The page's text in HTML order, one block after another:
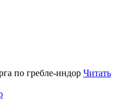
по гребле-индор Читать